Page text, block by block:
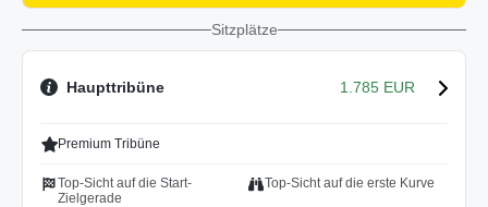
Sitzplätze
Haupttribüne 1.785 EUR
Premium Tribüne
Top-Sicht auf die Start-
Zielgerade
Top-Sicht auf die erste Kurve